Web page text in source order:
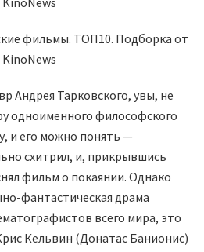
Андрея Тарковского, увы, не
одноименного философского
и его можно понять —
схитрил, и, прикрывшись
фильм о покаянии. Однако
фантастическая драма
всего мира, это
Кельвин (Донатас Банионис)